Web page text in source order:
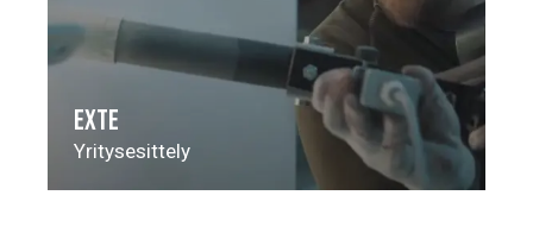
EXTE
Yritysesittely